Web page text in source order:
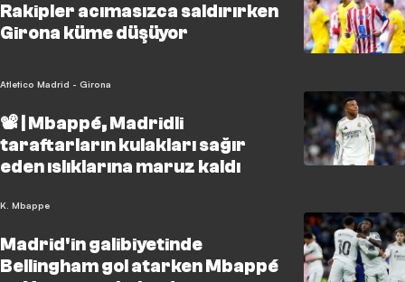
Rakipler acımasızca saldırırken
Girona küme düşüyor
Atletico Madrid - Girona
📽️ | Mbappé, Madridli
taraftarların kulakları sağır
eden ıslıklarına maruz kaldı
K. Mbappe
Madrid'in galibiyetinde
Bellingham gol atarken Mbappé